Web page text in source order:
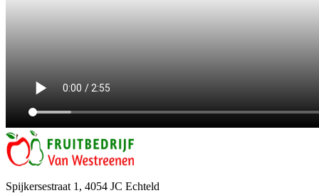
Spijkersestraat 1, 4054 JC Echteld